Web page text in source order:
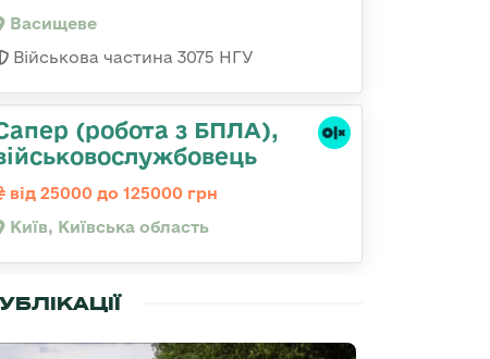
Васищеве
Військова частина 3075 НГУ
(робота з БПЛА),
від 25000 до 125000 грн
Київ, Київська область